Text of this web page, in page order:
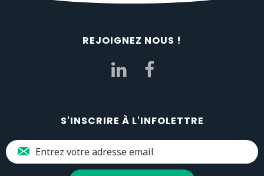
REJOIGNEZ NOUS !
S'INSCRIRE À L'INFOLETTRE